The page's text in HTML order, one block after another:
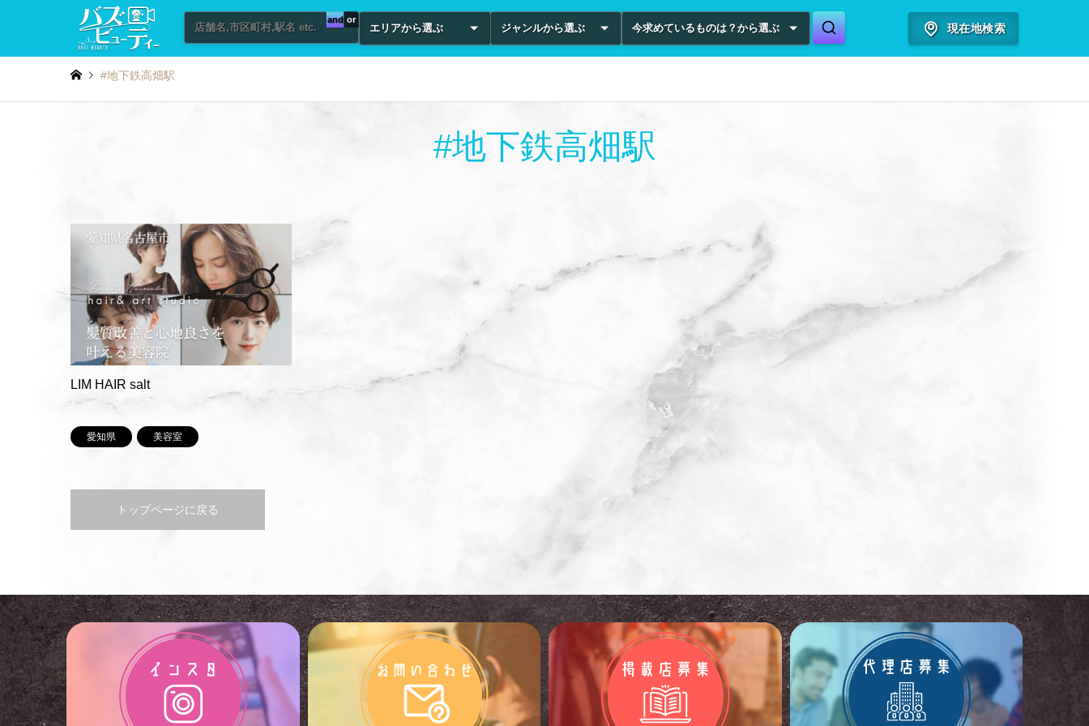
and or
エリアから選ぶ ジャンルから選ぶ 今求めているものは？から選ぶ 現在地検索
#地下鉄高畑駅
#地下鉄高畑駅
LIM HAIR salt
愛知県 美容室
トップページに戻る